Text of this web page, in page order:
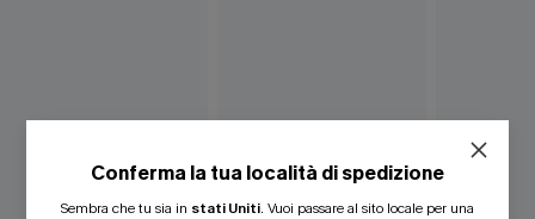
Conferma la tua località di spedizione
Sembra che tu sia in stati Uniti. Vuoi passare al sito locale per una